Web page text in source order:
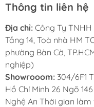
Thông tin liên hệ
Địa chỉ: Công Ty TNHH
Tầng 14, Toà nhà HM
phường Bàn Cờ,
nghiệp)
Showrooom: 304/6F1
Hồ Chí Minh 26 Ngõ
Nghệ An Thời gian làm